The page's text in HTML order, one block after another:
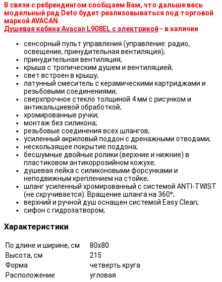
В связи с ребрендингом сообщаем Вам, что дальше весь
модельный ряд Deto будет реализовываться под торговой
маркой AVACAN.
Душевая кабина Avacan L908EL с электрикой - в наличии
сенсорный пульт управления (управление: радио,
освещение, принудительная вентиляция);
принудительная вентиляция;
крыша с тропическим душем и вентиляцией;
свет встроен в крышу;
латунный смеситель с керамическими картриджами и
резьбовыми соединениями;
сверхпрочное стекло толщиной 4 мм с рисунком и
антикальциевой обработкой;
хромированные ручки;
монтаж без силикона;
резьбовые соединения всех шлангов;
усиленный акриловый поддон с дренажными отводами;
нескользящее покрытие поддона;
бесшумные двойные ролики (верхние и нижние) в
пластиковом антикоррозийном кожухе;
душевая лейка с силиконовыми форсунками и
неподвижным креплением на стойке;
шланг усиленный хромированный с системой ANTI-TWIST
(не скручивается). Вращение шланга на 360⁰;
верхний и ручной душ оснащен системой Easy Clean;
сифон с гидрозатвором;
Характеристики
По длине и ширине, см
80x80
Высота, см
215
Форма
четверть круга
Расположение
угловая